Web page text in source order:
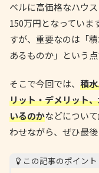
ベルに高価格なハウ
150万円となっていま
すが、重要なのは「
あるものか」という点
そこで今回では、 積
リット・デメリット
いるのかなどについ
わせながら、ぜひ最
この記事のポイント